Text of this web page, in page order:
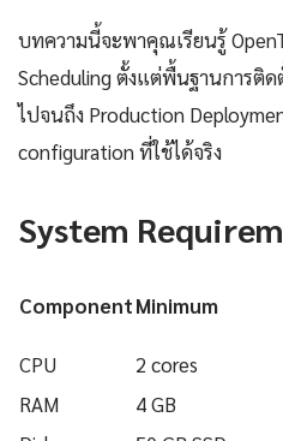
บทความนี้จะพาคุณเรียนรู้
Scheduling ตั้งแต่พื้นฐานการติด
ไปจนถึง Production
configuration ที่ใช้ได้จริง
System
ComponentMinimum
CPU
2 cores
RAM
4 GB